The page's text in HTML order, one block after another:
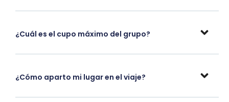
¿Cuál es el cupo máximo del grupo?
¿Cómo aparto mi lugar en el viaje?